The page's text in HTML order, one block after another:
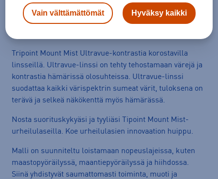
Tuotetiedot Avaa
Tripoint Mount Mist Ultravue-kontrastia korostavilla
linsseillä. Ultravue-linssi on tehty tehostamaan värejä ja
kontrastia hämärissä olosuhteissa. Ultravue-linssi
suodattaa kaikki värispektrin sumeat värit, tuloksena on
terävä ja selkeä näkökenttä myös hämärässä.
Nosta suorituskykyäsi ja tyyliäsi Tipoint Mount Mist-
urheilulaseilla. Koe urheilulasien innovaation huippu.
Malli on suunniteltu loistamaan nopeuslajeissa, kuten
maastopyöräilyssä, maantiepyöräilyssä ja hiihdossa.
Siinä yhdistyvät saumattomasti toiminta, muoti ja
Vain välttämättömät Hyväksy kaikki